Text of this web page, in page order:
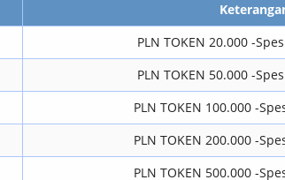
PLN TOKEN 20.000 -
PLN TOKEN 50.000 -
PLN TOKEN 100.000 -
PLN TOKEN 200.000 -
PLN TOKEN 500.000 -